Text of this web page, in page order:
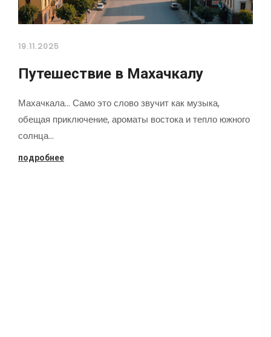
19.11.2025
Путешествие в Махачкалу
Махачкала... Само это слово звучит как музыка,
обещая приключение, ароматы востока и тепло южного
солнца…
подробнее